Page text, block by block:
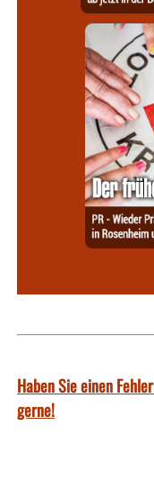
Haben Sie einen
gerne!